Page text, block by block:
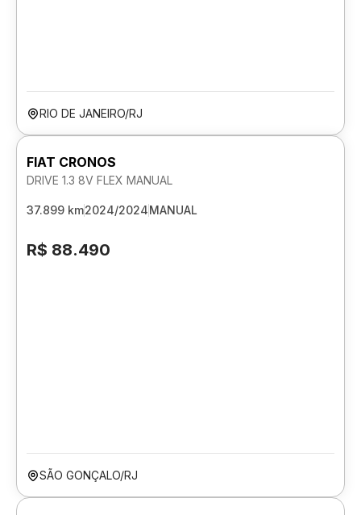
RIO DE JANEIRO/RJ
FIAT CRONOS
DRIVE 1.3 8V FLEX MANUAL
37.899 km2024/2024MANUAL
R$ 88.490
SÃO GONÇALO/RJ